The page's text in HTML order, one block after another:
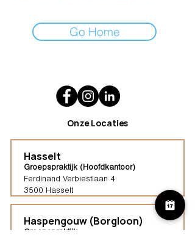
Go Home
Onze Locaties
Hasselt
Groepspraktijk (Hoofdkantoor)
Ferdinand Verbiestlaan 4
3500 Hasselt
Haspengouw (Borgloon)